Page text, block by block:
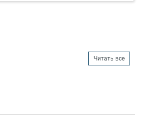
Читать все